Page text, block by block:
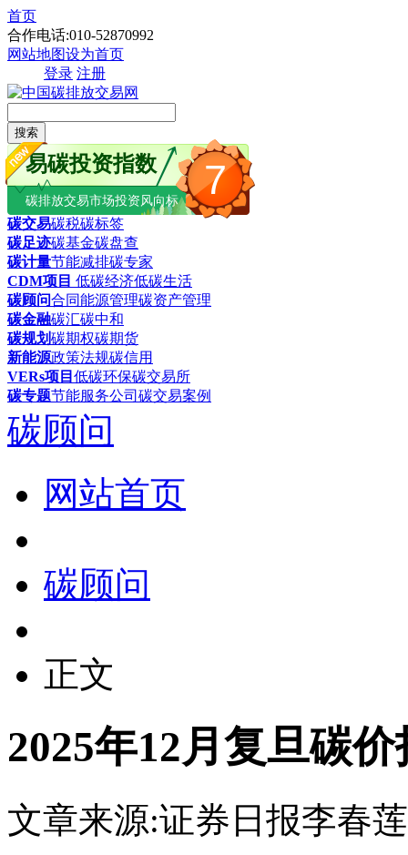
首页
合作电话:010-52870992
网站地图设为首页
登录 注册
搜索
7
易碳投资指数
碳排放交易市场投资风向标
碳交易碳税碳标签
碳足迹碳基金碳盘查
碳计量节能减排碳专家
CDM项目 低碳经济低碳生活
碳顾问合同能源管理碳资产管理
碳金融碳汇碳中和
碳规划碳期权碳期货
新能源政策法规碳信用
VERs项目 低碳环保碳交易所
碳专题节能服务公司 碳交易案例
碳顾问
网站首页
碳顾问
正文
2025年12月复旦碳
文章来源:证券日报李春莲